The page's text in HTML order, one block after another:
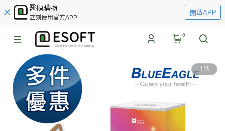
醫碩購物
立刻使用官方APP
開啟APP
0
1/3